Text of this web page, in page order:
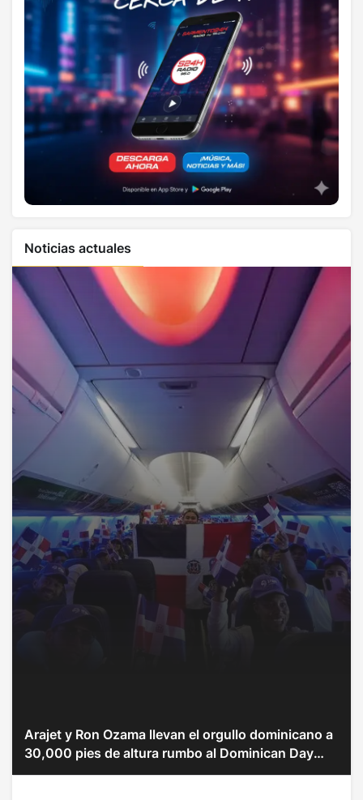
Noticias actuales
Arajet y Ron Ozama llevan el orgullo dominicano a
30,000 pies de altura rumbo al Dominican Day
Parade